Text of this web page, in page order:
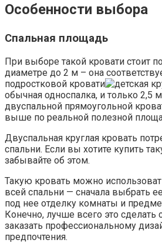
Особенности выбора
Спальная площадь
При выборе такой кровати стоит
диаметре до 2 м – она
подростковой кровати
обычная односпалка, и только 2,5
двуспальной прямоугольной
выше по реальной полезной
Двуспальная круглая кровать
спальни. Если вы хотите купить
забывайте об этом.
Такую кровать можно
всей спальни — сначала выбрать
под нее отделку комнаты и
Конечно, лучше всего это сделать
заказать профессиональному
предпочтения.